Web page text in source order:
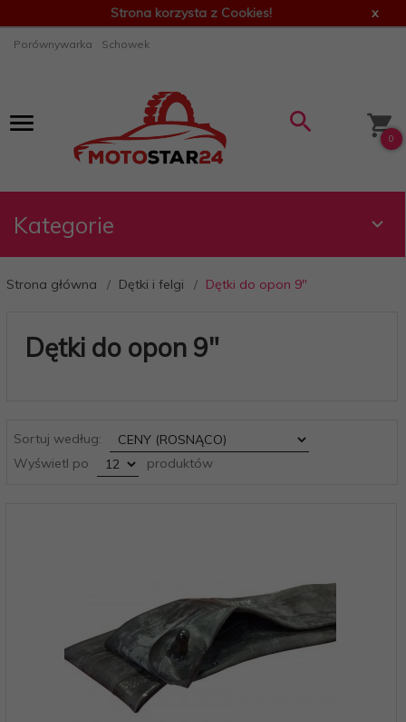
Strona korzysta z Cookies! x
Porównywarka Schowek
0
Kategorie
Strona główna Dętki i felgi Dętki do opon 9"
Dętki do opon 9"
Sortuj według:
sort
Wyświetl po
pop produktów